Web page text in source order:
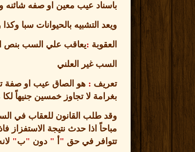
باسناد عيب معين او صفه
ويعد التشبيه بالحيوانات سبا
العقوبة :يعاقب علي السب بنص
السب غير العلني
تعريف : هو الصاق عيب او صفة
بغرامة لا تجاوز خمسين جنيهاً
وقد طلب القانون للعقاب في
مباحاً اذا حدث نتيجة الاستفزاز
تتوافر في حق "
" دون "ب"